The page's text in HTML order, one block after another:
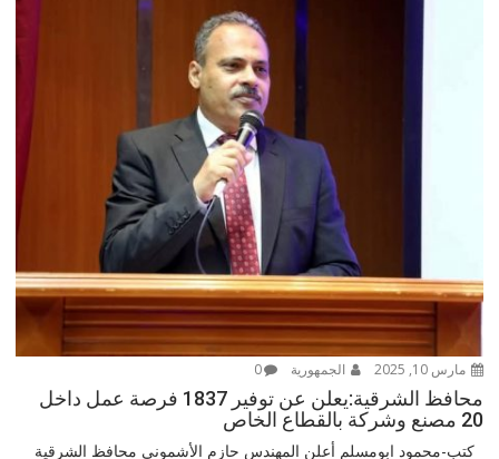
مارس 10, 2025 الجمهورية 0
محافظ الشرقية:يعلن عن توفير 1837 فرصة عمل داخل
20 مصنع وشركة بالقطاع الخاص
كتب-محمود ابومسلم أعلن المهندس حازم الأشموني محافظ الشرقية